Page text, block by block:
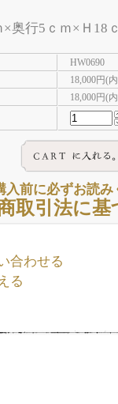
奥行5ｃｍ×Ｈ18
HW0690
18,000円(
18,000円(
前に必ずお読み
商取引法に
合わせる
る